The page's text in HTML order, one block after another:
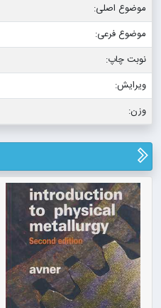
موضوع اصلی:
موضوع فرعی:
نوبت چاپ:
ویرایش:
وزن: